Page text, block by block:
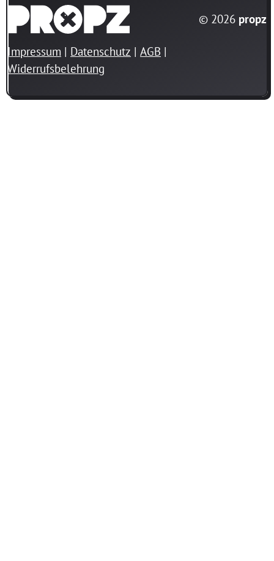
© 2026 propz
Impressum Datenschutz
AGB
Widerrufsbelehrung